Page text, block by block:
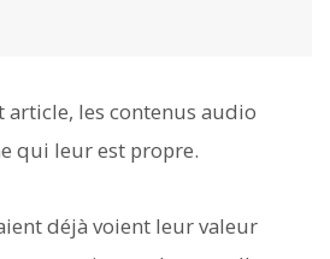
les contenus audio
qui leur est propre.
déjà voient leur valeur